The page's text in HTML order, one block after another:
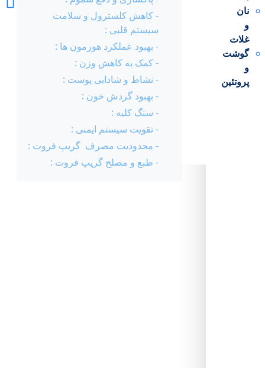
نان
و
غلات
گوشت
و
پروتئین
فروشگاه
و قرمز
- کاهش کلسترول و سلامت
سیستم قلبی :
- بهبود عملکرد هورمون ها :
- کمک به کاهش وزن :
- نشاط و شادابی پوست :
- بهبود گردش خون :
- سنگ کلیه :
- تقویت سیستم ایمنی :
- محدودیت مصرف گریپ فروت :
- طبع و مصلح گریپ فروت :